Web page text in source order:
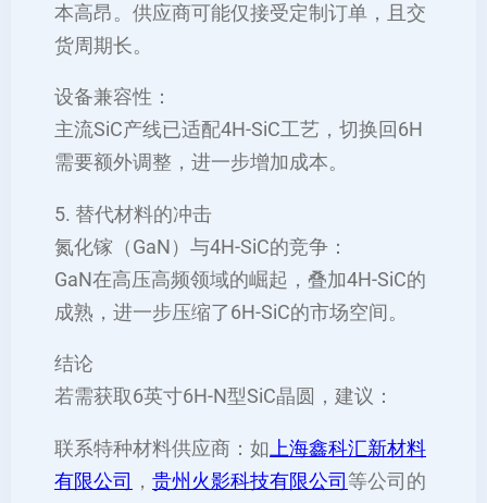
本高昂。供应商可能仅接受定制订单，且交
货周期长。
设备兼容性：
主流SiC产线已适配4H-SiC工艺，切换回6H
需要额外调整，进一步增加成本。
5. 替代材料的冲击
氮化镓（GaN）与4H-SiC的竞争：
GaN在高压高频领域的崛起，叠加4H-SiC的
成熟，进一步压缩了6H-SiC的市场空间。
结论
若需获取6英寸6H-N型SiC晶圆，建议：
联系特种材料供应商：如 上海鑫科汇新材料
有限公司 ， 贵州火影科技有限公司 等公司的